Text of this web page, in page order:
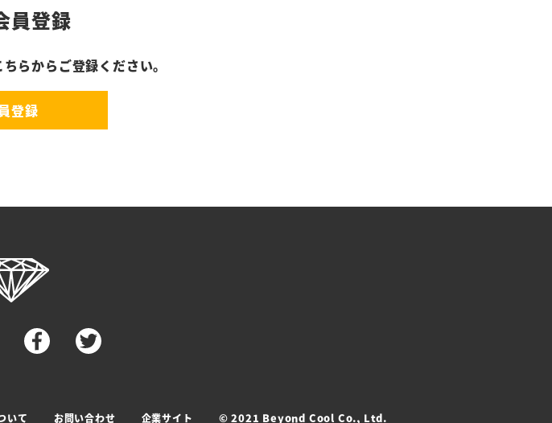
員登録
らからご登録ください。
登録
いて お問い合わせ 企業サイト © 2021 Beyond Cool Co., Ltd.